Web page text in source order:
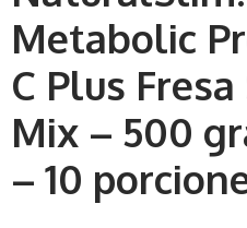
Metabolic
C Plus
Mix – 500
– 10